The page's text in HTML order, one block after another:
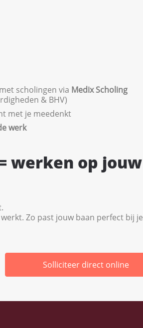
scholingen via Medix Scholing
& BHV)
met je meedenkt
werk
werken op jouw
Zo past jouw baan perfect bij je
Solliciteer direct online